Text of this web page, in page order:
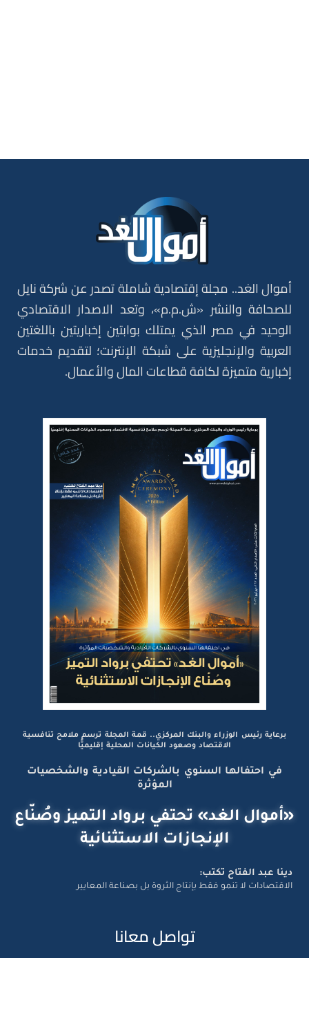
أموال الغد.. مجلة إقتصادية شاملة تصدر عن شركة نايل
للصحافة والنشر «ش.م.م»، وتعد الاصدار الاقتصادي
الوحيد في مصر الذي يمتلك بوابتين إخباريتين باللغتين
العربية والإنجليزية على شبكة الإنترنت؛ لتقديم خدمات
إخبارية متميزة لكافة قطاعات المال والأعمال.
برعاية رئيس الوزراء والبنك المركزي.. قمة المجلة ترسم ملامح تنافسية
الاقتصاد وصعود الكيانات المحلية إقليميًّا
في احتفالها السنوي بالشركات القيادية والشخصيات
المؤثرة
«أموال الغد» تحتفي برواد التميز وصُنّاع
الإنجازات الاستثنائية
دينا عبد الفتاح تكتب:
الاقتصادات لا تنمو فقط بإنتاج الثروة بل بصناعة المعايير
تواصل معانا